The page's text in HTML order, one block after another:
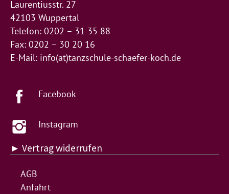
Laurentiusstr. 27
42103 Wuppertal
Telefon: 0202 – 31 35 88
Fax: 0202 – 30 20 16
E-Mail: info(at)tanzschule-schaefer-koch.de
Facebook
Instagram
► Vertrag widerrufen
AGB
Anfahrt